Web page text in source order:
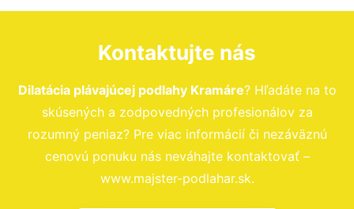
Kontaktujte nás
Dilatácia plávajúcej podlahy Kramáre? Hľadáte na to
skúsených a zodpovedných profesionálov za
rozumný peniaz? Pre viac informácií či nezáväznú
cenovú ponuku nás neváhajte kontaktovať –
www.majster-podlahar.sk.